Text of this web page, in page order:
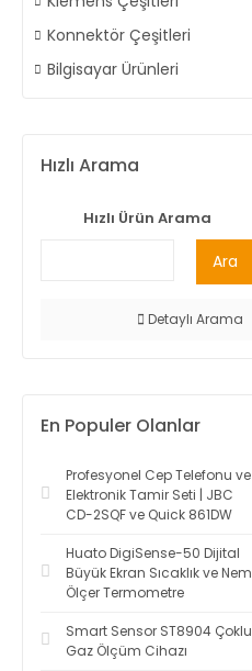
Konnektör Çeşitleri
Bilgisayar Ürünleri
Hızlı Arama
Hızlı Ürün Arama
Ara
Detaylı Arama
En Populer Olanlar
Profesyonel Cep Telefonu ve
Elektronik Tamir Seti | JBC
CD-2SQF ve Quick 861DW
Huato DigiSense-50 Dijital
Büyük Ekran Sıcaklık ve Nem
Ölçer Termometre
Smart Sensor ST8904 Çoklu
Gaz Ölçüm Cihazı